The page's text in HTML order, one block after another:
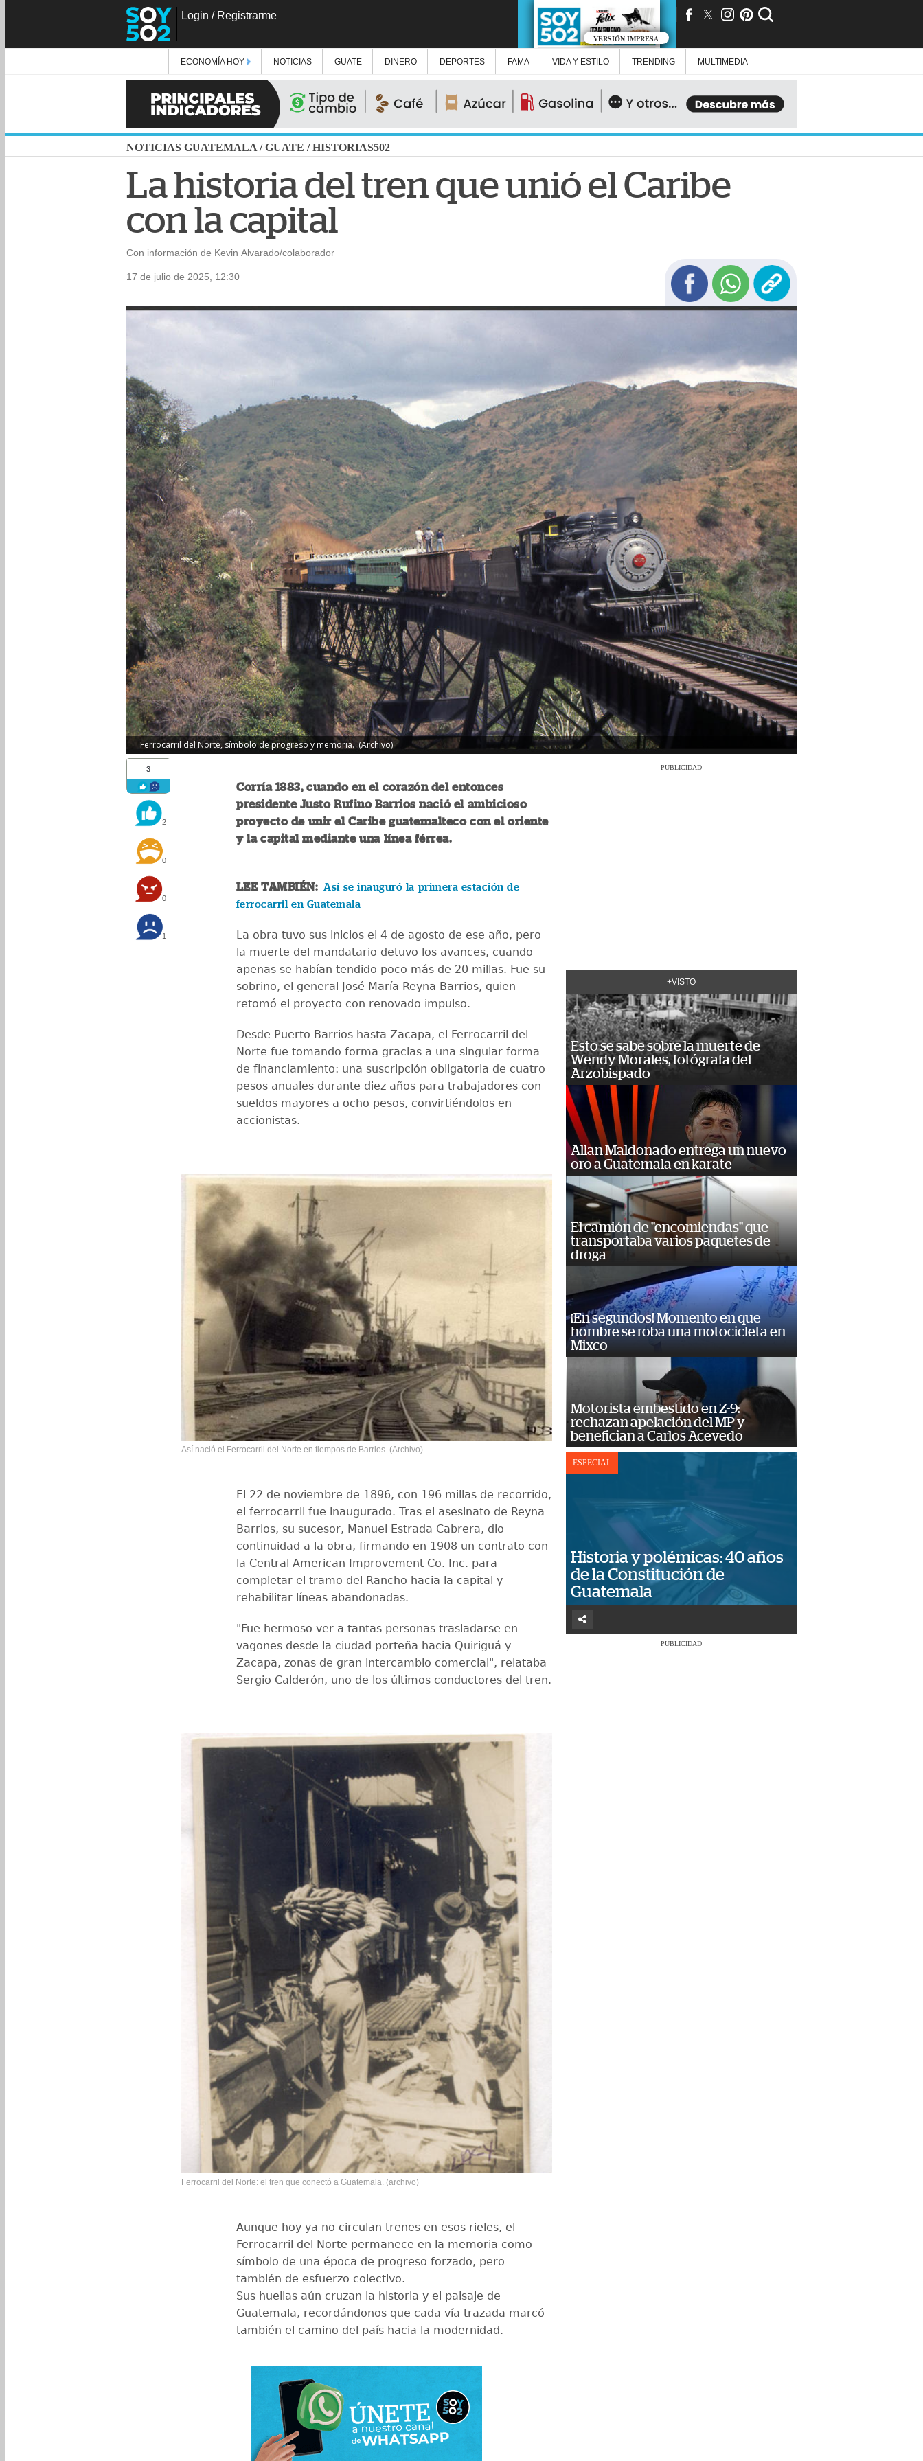
Login / Registrarme
VERSIÓN IMPRESA
ECONOMÍA HOY NOTICIAS GUATE DINERO DEPORTES FAMA VIDA Y ESTILO TRENDING MULTIMEDIA
NOTICIAS GUATEMALA /GUATE /HISTORIAS502
La historia del tren que unió el Caribe
con la capital
Con información de Kevin Alvarado/colaborador
17 de julio de 2025, 12:30
Ferrocarril del Norte, símbolo de progreso y memoria. (Archivo)
3
2
0
0
1
Corría 1883, cuando en el corazón del entonces
presidente Justo Rufino Barrios nació el ambicioso
proyecto de unir el Caribe guatemalteco con el oriente
y la capital mediante una línea férrea.
LEE TAMBIÉN: Así se inauguró la primera estación de
ferrocarril en Guatemala
La obra tuvo sus inicios el 4 de agosto de ese año, pero
la muerte del mandatario detuvo los avances, cuando
apenas se habían tendido poco más de 20 millas. Fue su
sobrino, el general José María Reyna Barrios, quien
retomó el proyecto con renovado impulso.
Desde Puerto Barrios hasta Zacapa, el Ferrocarril del
Norte fue tomando forma gracias a una singular forma
de financiamiento: una suscripción obligatoria de cuatro
pesos anuales durante diez años para trabajadores con
sueldos mayores a ocho pesos, convirtiéndolos en
accionistas.
Así nació el Ferrocarril del Norte en tiempos de Barrios. (Archivo)
El 22 de noviembre de 1896, con 196 millas de recorrido,
el ferrocarril fue inaugurado. Tras el asesinato de Reyna
Barrios, su sucesor, Manuel Estrada Cabrera, dio
continuidad a la obra, firmando en 1908 un contrato con
la Central American Improvement Co. Inc. para
completar el tramo del Rancho hacia la capital y
rehabilitar líneas abandonadas.
"Fue hermoso ver a tantas personas trasladarse en
vagones desde la ciudad porteña hacia Quiriguá y
Zacapa, zonas de gran intercambio comercial", relataba
Sergio Calderón, uno de los últimos conductores del tren.
Ferrocarril del Norte: el tren que conectó a Guatemala. (archivo)
Aunque hoy ya no circulan trenes en esos rieles, el
Ferrocarril del Norte permanece en la memoria como
símbolo de una época de progreso forzado, pero
también de esfuerzo colectivo.
Sus huellas aún cruzan la historia y el paisaje de
Guatemala, recordándonos que cada vía trazada marcó
también el camino del país hacia la modernidad.
PUBLICIDAD
+VISTO
Esto se sabe sobre la muerte de
Wendy Morales, fotógrafa del
Arzobispado
Allan Maldonado entrega un nuevo
oro a Guatemala en karate
El camión de "encomiendas" que
transportaba varios paquetes de
droga
¡En segundos! Momento en que
hombre se roba una motocicleta en
Mixco
Motorista embestido en Z-9:
rechazan apelación del MP y
benefician a Carlos Acevedo
ESPECIAL
Historia y polémicas: 40 años
de la Constitución de
Guatemala
PUBLICIDAD